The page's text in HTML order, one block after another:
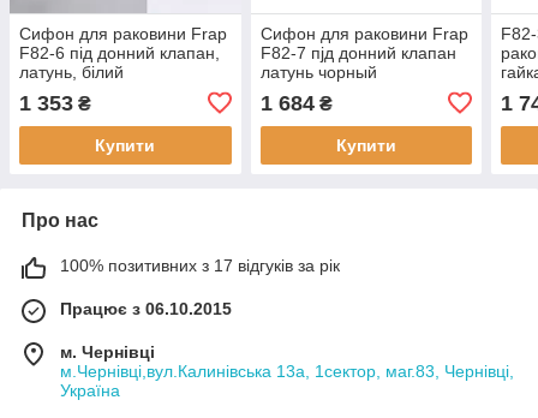
Сифон для раковини Frap
F82-6 під донний клапан,
латунь, білий
1 353 ₴
Купити
Сифон для раковини Frap
F82-7 пjд донний клапан
латунь чорный
1 684₴
Купити
1
Про нас
100% позитивних з 17 відгуків за рік
Працює з 06.10.2015
м. Чернівці
м.Чернівці,вул.Калинівська 13а, 1сектор, маг.83, Чернівці,
Україна